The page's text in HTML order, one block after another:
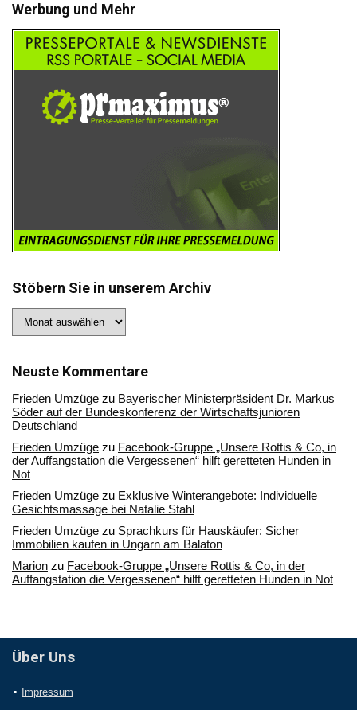
Werbung und Mehr
Stöbern Sie in unserem Archiv
Sie
Archiv
Neuste Kommentare
Frieden Umzüge zu Bayerischer Ministerpräsident Dr. Markus
Söder auf der Bundeskonferenz der Wirtschaftsjunioren
Deutschland
Frieden Umzüge zu Facebook-Gruppe „Unsere Rottis & Co, in
der Auffangstation die Vergessenen“ hilft geretteten Hunden in
Not
Frieden Umzüge zu Exklusive Winterangebote: Individuelle
Gesichtsmassage bei Natalie Stahl
Frieden Umzüge zu Sprachkurs für Hauskäufer: Sicher
Immobilien kaufen in Ungarn am Balaton
Marion zu Facebook-Gruppe „Unsere Rottis & Co, in der
Auffangstation die Vergessenen“ hilft geretteten Hunden in Not
Über Uns
Impressum